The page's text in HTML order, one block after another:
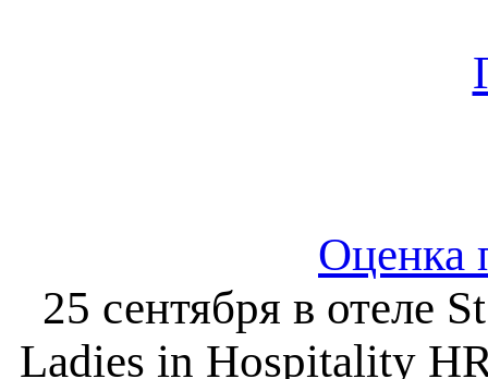
Оценка
25 сентября в отеле
Ladies in Hospitality